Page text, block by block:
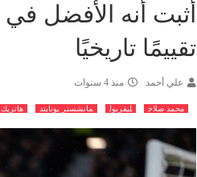
أثبت أنه الأفضل
تقييمًا تاريخيًا
علي أحمد منذ 4 سنوات
محمد صلاح ليفربول مانشستر يونايتد